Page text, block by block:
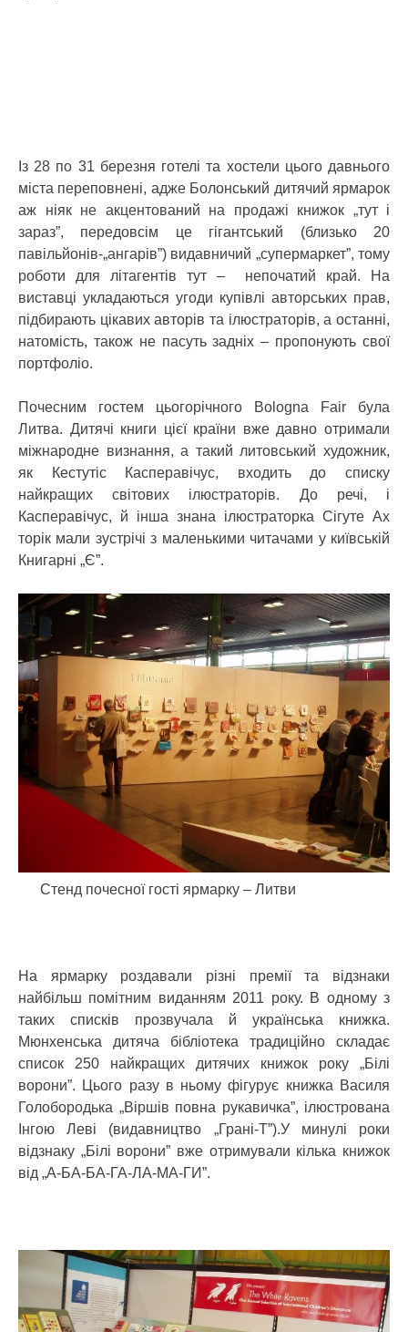
Із 28 по 31 березня готелі та хостели цього давнього
міста переповнені, адже Болонський дитячий ярмарок
аж ніяк не акцентований на продажі книжок „тут і
зараз”, передовсім це гігантський (близько 20
павільйонів-„ангарів”) видавничий „супермаркет”, тому
роботи для літагентів тут – непочатий край. На
виставці укладаються угоди купівлі авторських прав,
підбирають цікавих авторів та ілюстраторів, а останні,
натомість, також не пасуть задніх – пропонують свої
портфоліо.
Почесним гостем цьогорічного Bologna Fair була
Литва. Дитячі книги цієї країни вже давно отримали
міжнародне визнання, а такий литовський художник,
як Кестутіс Касперавічус, входить до списку
найкращих світових ілюстраторів. До речі, і
Касперавічус, й інша знана ілюстраторка Сігуте Ах
торік мали зустрічі з маленькими читачами у київській
Книгарні „Є”.
Стенд почесної гості ярмарку – Литви
На ярмарку роздавали різні премії та відзнаки
найбільш помітним виданням 2011 року. В одному з
таких списків прозвучала й українська книжка.
Мюнхенська дитяча бібліотека традиційно складає
список 250 найкращих дитячих книжок року „Білі
ворони”. Цього разу в ньому фігурує книжка Василя
Голобородька „Віршів повна рукавичка”, ілюстрована
Інгою Леві (видавництво „Грані-Т”).У минулі роки
відзнаку „Білі ворони” вже отримували кілька книжок
від „А-БА-БА-ГА-ЛА-МА-ГИ”.